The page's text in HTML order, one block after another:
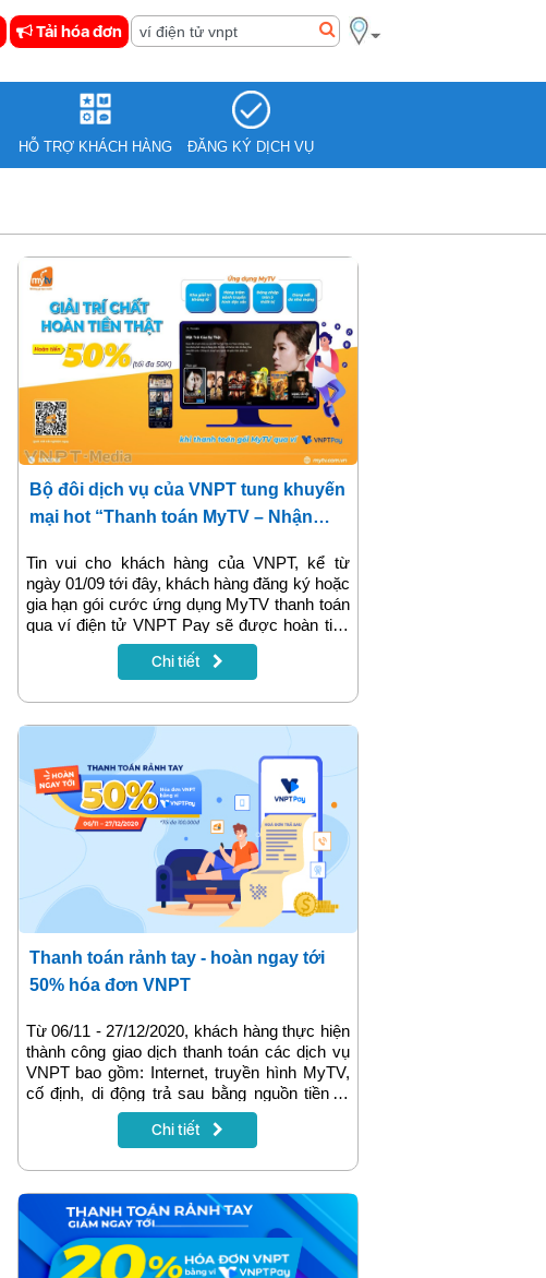
Tải hóa đơn
HỖ TRỢ KHÁCH HÀNG ĐĂNG KÝ DỊCH VỤ
Bộ đôi dịch vụ của VNPT tung khuyến
mại hot “Thanh toán MyTV – Nhận
Tin vui cho khách hàng của VNPT, kể từ
ngày 01/09 tới đây, khách hàng đăng ký hoặc
gia hạn gói cước ứng dụng MyTV thanh toán
qua ví điện tử VNPT Pay sẽ được hoàn tiền
ngay 50% vào tài khoản ví. Đây là một trong
các chương trình khuyến mại dành tặng
khánh 02/09 năm nay.
Chi tiết
Thanh toán rảnh tay - hoàn ngay tới
50% hóa đơn VNPT
Từ 06/11 - 27/12/2020, khách hàng thực hiện
thành công giao dịch thanh toán các dịch vụ
VNPT bao gồm: Internet, truyền hình MyTV,
cố định, di động trả sau bằng nguồn tiền ví
điện tử VNPT Pay sẽ được hoàn 50% (Tối đa
100k) tổng giá trị của 01 hóa đơn vào tài
khuyến mại sẽ có trong bài viết dưới đây!
Chi tiết